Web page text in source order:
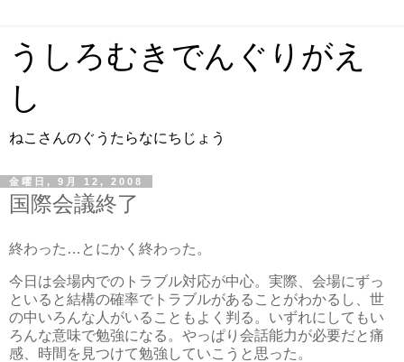
うしろむきでんぐりがえ
し
ねこさんのぐうたらなにちじょう
金曜日, 9月 12, 2008
国際会議終了
終わった…とにかく終わった。
今日は会場内でのトラブル対応が中心。実際、会場にずっ
といると結構の確率でトラブルがあることがわかるし、世
の中いろんな人がいることもよく判る。いずれにしてもい
ろんな意味で勉強になる。やっぱり会話能力が必要だと痛
感、時間を見つけて勉強していこうと思った。